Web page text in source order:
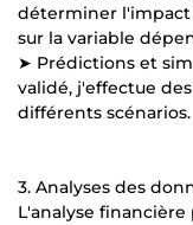
déterminer
sur la variable
➤ Prédictions et
validé, j'effectue
différents scénarios.
3. Analyses des
L'analyse